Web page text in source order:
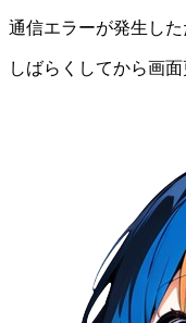
通信エラーが発生した
しばらくしてから画